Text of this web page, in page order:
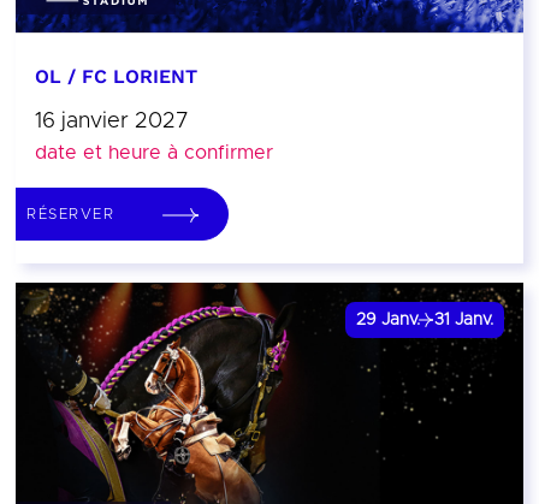
OL / FC LORIENT
16 janvier 2027
date et heure à confirmer
RÉSERVER
29 Janv. 31 Janv.